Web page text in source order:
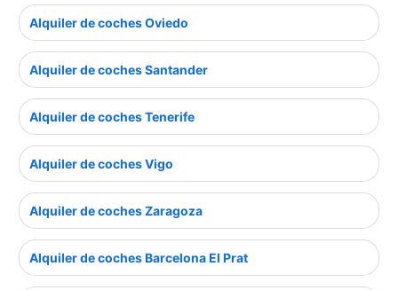
Alquiler de coches Oviedo
Alquiler de coches Santander
Alquiler de coches Tenerife
Alquiler de coches Vigo
Alquiler de coches Zaragoza
Alquiler de coches Barcelona El Prat